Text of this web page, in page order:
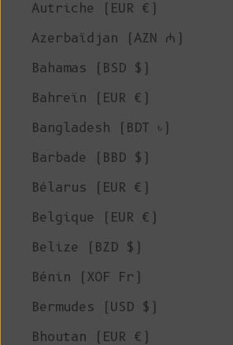
Autriche (EUR €)
Azerbaïdjan (AZN ₼)
Bahamas (BSD $)
Bahreïn (EUR €)
Bangladesh (BDT ৳)
Barbade (BBD $)
Bélarus (EUR €)
Belgique (EUR €)
Belize (BZD $)
Bénin (XOF Fr)
Bermudes (USD $)
Bhoutan (EUR €)